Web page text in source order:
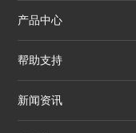
产品中心
帮助支持
新闻资讯